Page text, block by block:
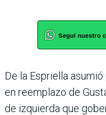
De la Espriella
en reemplazo de
de izquierda que